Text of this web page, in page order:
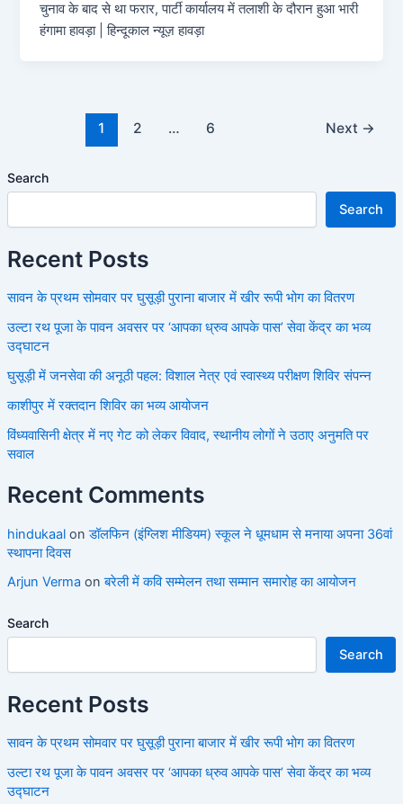
Search
Search
Recent Posts
सावन के प्रथम सोमवार पर घुसूड़ी पुराना बाजार में खीर रूपी भोग का वितरण
उल्टा रथ पूजा के पावन अवसर पर ‘आपका ध्रुव आपके पास’ सेवा केंद्र का भव्य
उद्घाटन
घुसूड़ी में जनसेवा की अनूठी पहल: विशाल नेत्र एवं स्वास्थ्य परीक्षण शिविर संपन्न
काशीपुर में रक्तदान शिविर का भव्य आयोजन
विंध्यवासिनी क्षेत्र में नए गेट को लेकर विवाद, स्थानीय लोगों ने उठाए अनुमति पर
सवाल
Recent Comments
hindukaalonडॉलफिन (इंग्लिश मीडियम) स्कूल ने धूमधाम से मनाया अपना 36वां
स्थापना दिवस
Arjun Verma onबरेली में कवि सम्मेलन तथा सम्मान समारोह का आयोजन
Search
Search
Recent Posts
सावन के प्रथम सोमवार पर घुसूड़ी पुराना बाजार में खीर रूपी भोग का वितरण
उल्टा रथ पूजा के पावन अवसर पर ‘आपका ध्रुव आपके पास’ सेवा केंद्र का भव्य
उद्घाटन
चुनाव के बाद से था फरार, पार्टी कार्यालय में तलाशी के दौरान हुआ भारी
हंगामा हावड़ा | हिन्दूकाल न्यूज़ हावड़ा
1 2 … 6 Next →